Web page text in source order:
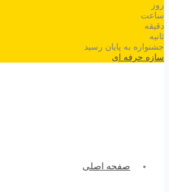
روز
ساعت
دقیقه
ثانیه
جشنواره به پایان رسید
سازه حرفه ای
صفحه اصلی